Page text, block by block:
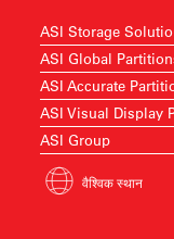
ASI Storage
ASI Global
ASI Accurate
ASI Visual Display
ASI Group
वैश्विक स्थान